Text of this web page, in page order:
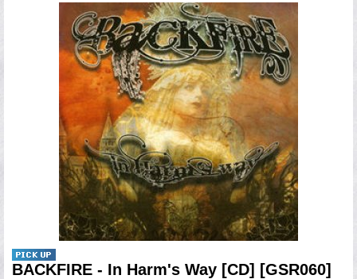
BACKFIRE - In Harm's Way [CD] [GSR060]